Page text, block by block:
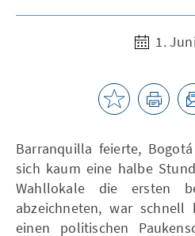
1.
Barranquilla feierte,
sich kaum eine halbe
Wahllokale die ersten
abzeichneten, war
einen politischen